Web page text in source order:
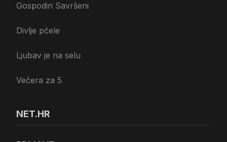
Gospodin Savršeni
Divlje pčele
Ljubav je na selu
Večera za 5
NET.HR